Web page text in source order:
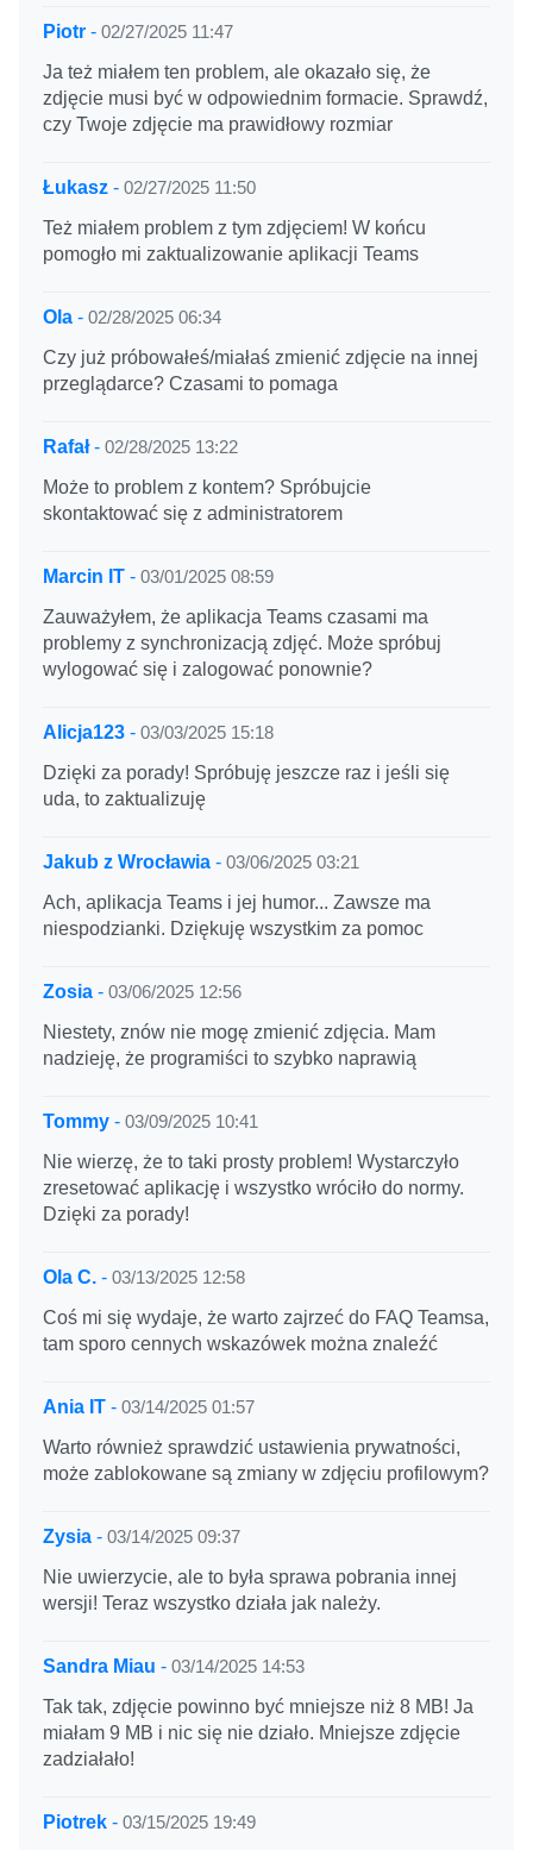
Piotr - 02/27/2025 11:47
Ja też miałem ten problem, ale okazało się, że
zdjęcie musi być w odpowiednim formacie. Sprawdź,
czy Twoje zdjęcie ma prawidłowy rozmiar
Łukasz - 02/27/2025 11:50
Też miałem problem z tym zdjęciem! W końcu
pomogło mi zaktualizowanie aplikacji Teams
Ola - 02/28/2025 06:34
Czy już próbowałeś/miałaś zmienić zdjęcie na innej
przeglądarce? Czasami to pomaga
Rafał- 02/28/2025 13:22
Może to problem z kontem? Spróbujcie
skontaktować się z administratorem
Marcin IT - 03/01/2025 08:59
Zauważyłem, że aplikacja Teams czasami ma
problemy z synchronizacją zdjęć. Może spróbuj
wylogować się i zalogować ponownie?
Alicja123 - 03/03/2025 15:18
Dzięki za porady! Spróbuję jeszcze raz i jeśli się
uda, to zaktualizuję
Jakub z Wrocławia - 03/06/2025 03:21
Ach, aplikacja Teams i jej humor... Zawsze ma
niespodzianki. Dziękuję wszystkim za pomoc
Zosia - 03/06/2025 12:56
Niestety, znów nie mogę zmienić zdjęcia. Mam
nadzieję, że programiści to szybko naprawią
Tommy - 03/09/2025 10:41
Nie wierzę, że to taki prosty problem! Wystarczyło
zresetować aplikację i wszystko wróciło do normy.
Dzięki za porady!
Ola C. - 03/13/2025 12:58
Coś mi się wydaje, że warto zajrzeć do FAQ Teamsa,
tam sporo cennych wskazówek można znaleźć
Ania IT - 03/14/2025 01:57
Warto również sprawdzić ustawienia prywatności,
może zablokowane są zmiany w zdjęciu profilowym?
Zysia - 03/14/2025 09:37
Nie uwierzycie, ale to była sprawa pobrania innej
wersji! Teraz wszystko działa jak należy.
Sandra Miau - 03/14/2025 14:53
Tak tak, zdjęcie powinno być mniejsze niż 8 MB! Ja
miałam 9 MB i nic się nie działo. Mniejsze zdjęcie
zadziałało!
Piotrek - 03/15/2025 19:49